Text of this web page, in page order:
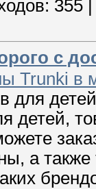
355
с
Trunki в
для
детей,
а